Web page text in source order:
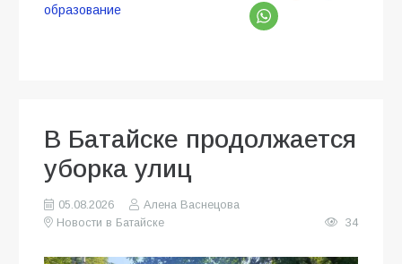
образование
В Батайске продолжается
уборка улиц
05.08.2026
Алена Васнецова
Новости в Батайске
34